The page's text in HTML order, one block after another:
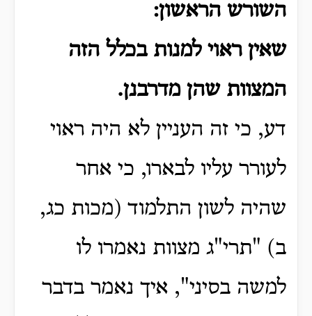
השורש הראשון:
שאין ראוי למנות בכלל הזה
המצוות שהן מדרבנן.
דע, כי זה העניין לא היה ראוי
לעורר עליו לבארו, כי אחר
שהיה לשון התלמוד (מכות כג,
ב) "תרי"ג מצוות נאמרו לו
למשה בסיני", איך נאמר בדבר